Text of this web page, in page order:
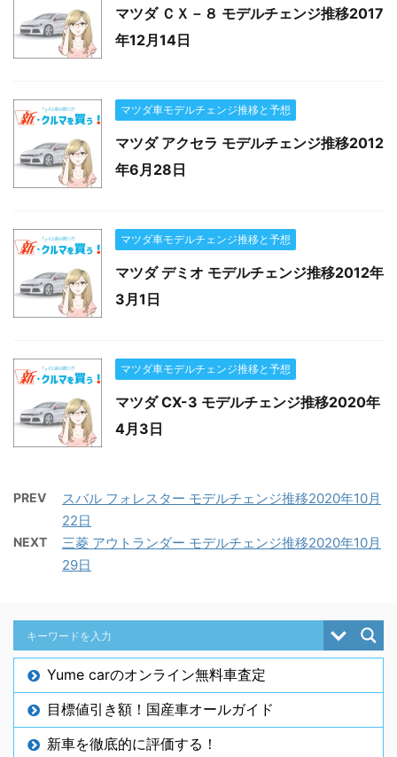
マツダ ＣＸ－８ モデルチェンジ推移2017
年12月14日
マツダ車モデルチェンジ推移と予想
マツダ アクセラ モデルチェンジ推移2012
年6月28日
マツダ車モデルチェンジ推移と予想
マツダ デミオ モデルチェンジ推移2012年
3月1日
マツダ車モデルチェンジ推移と予想
マツダ CX-3 モデルチェンジ推移2020年
4月3日
PREV
スバル フォレスター モデルチェンジ推移2020年10月
22日
NEXT
三菱 アウトランダー モデルチェンジ推移2020年10月
29日
Yume carのオンライン無料車査定
目標値引き額！国産車オールガイド
新車を徹底的に評価する！